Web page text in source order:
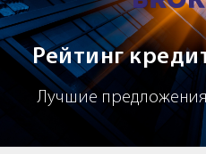
Рейтинг
Лучшие